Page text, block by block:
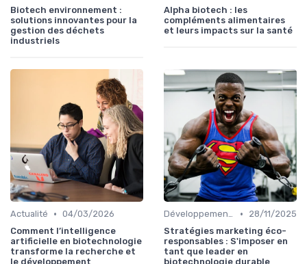
Biotech environnement :
solutions innovantes pour la
gestion des déchets
industriels
Alpha biotech : les
compléments alimentaires
et leurs impacts sur la santé
Actualité • 04/03/2026
Comment l’intelligence
artificielle en biotechnologie
transforme la recherche et
le développement
Développement Durable •
28/11/2025
Stratégies marketing éco-
responsables : S'imposer en
tant que leader en
biotechnologie durable